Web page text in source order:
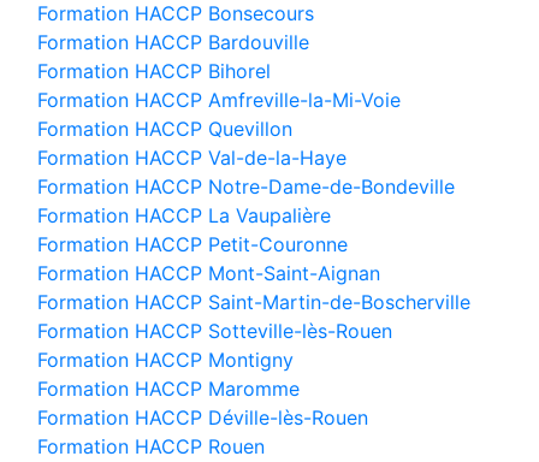
Formation HACCP Bonsecours
Formation HACCP Bardouville
Formation HACCP Bihorel
Formation HACCP Amfreville-la-Mi-Voie
Formation HACCP Quevillon
Formation HACCP Val-de-la-Haye
Formation HACCP Notre-Dame-de-Bondeville
Formation HACCP La Vaupalière
Formation HACCP Petit-Couronne
Formation HACCP Mont-Saint-Aignan
Formation HACCP Saint-Martin-de-Boscherville
Formation HACCP Sotteville-lès-Rouen
Formation HACCP Montigny
Formation HACCP Maromme
Formation HACCP Déville-lès-Rouen
Formation HACCP Rouen